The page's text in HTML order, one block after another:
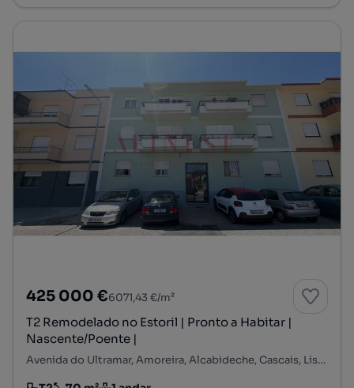
425 000 €6071,43 €/m²
T2 Remodelado no Estoril | Pronto a Habitar |
Nascente/Poente |
Avenida do Ultramar, Amoreira, Alcabideche, Cascais, Lisboa